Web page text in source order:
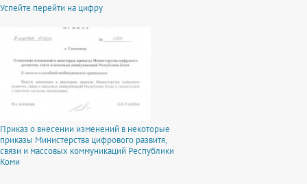
Успейте перейти на цифру
Приказ о внесении изменений в некоторые
приказы Министерства цифрового развитя,
связи и массовых коммуникаций Республики
Коми